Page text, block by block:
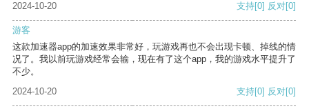
2024-10-20 支持[0] 反对[0]
游客
这款加速器app的加速效果非常好，玩游戏再也不会出现卡顿、掉线的情
况了。我以前玩游戏经常会输，现在有了这个app，我的游戏水平提升了
不少。
2024-10-20
支持[0] 反对[0]